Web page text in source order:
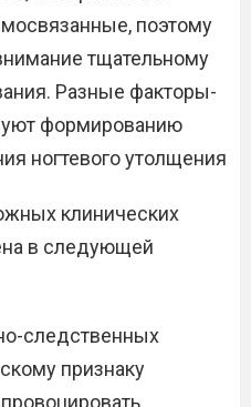
поэтому
тщательному
Разные факторы-
формированию
ногтевого утолщения
клинических
в следующей
следственных
признаку